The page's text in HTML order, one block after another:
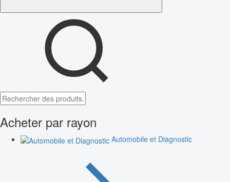
Acheter par rayon
Automobile et Diagnostic